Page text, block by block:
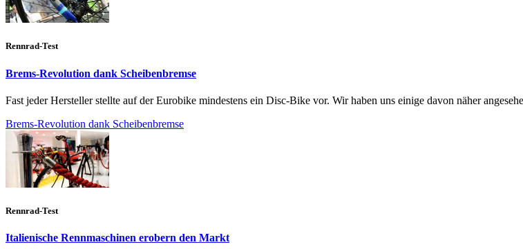
Rennrad-Test
Brems-Revolution dank Scheibenbremse
Fast jeder Hersteller stellte auf der Eurobike mindestens ein Disc-Bike vor. Wir haben uns einige davon näher
Brems-Revolution dank Scheibenbremse
Rennrad-Test
Italienische Rennmaschinen erobern den Markt